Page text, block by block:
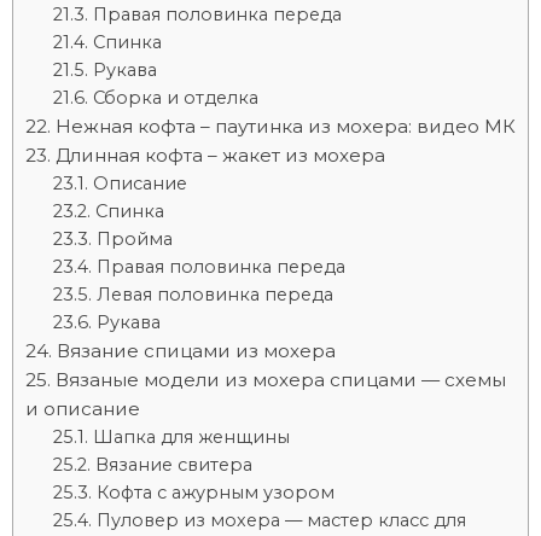
Правая половинка переда
Спинка
Рукава
Сборка и отделка
Нежная кофта – паутинка из мохера: видео МК
Длинная кофта – жакет из мохера
Описание
Cпинка
Пройма
Правая половинка переда
Левая половинка переда
Рукава
Вязание спицами из мохера
Вязаные модели из мохера спицами — схемы
и описание
Шапка для женщины
Вязание свитера
Кофта с ажурным узором
Пуловер из мохера — мастер класс для